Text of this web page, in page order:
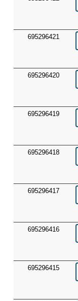
695296421
695296420
695296419
695296418
695296417
695296416
695296415